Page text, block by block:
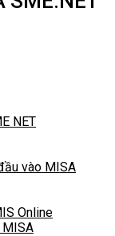
NET
vào MISA
Online
MISA